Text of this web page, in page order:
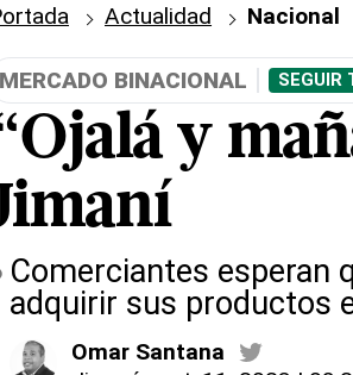
Actualidad Nacional
MERCADO BINACIONAL SEGUIR
y
Comerciantes esperan
adquirir sus productos
Omar Santana